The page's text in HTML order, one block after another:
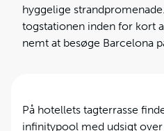
hyggelige
togstationen inden for kort
nemt at besøge Barcelona
På hotellets tagterrasse
infinitypool med udsigt